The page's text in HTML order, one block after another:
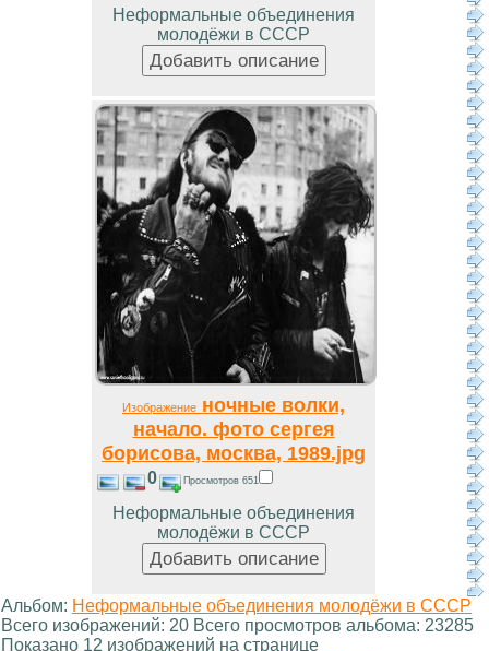
Неформальные объединения
молодёжи в СССР
Изображение ночные волки,
начало. фото сергея
борисова, москва, 1989.jpg
0 Просмотров 651
Неформальные объединения
молодёжи в СССР
Альбом: Неформальные объединения молодёжи в СССР
Всего изображений: 20 Всего просмотров альбома: 23285
Показано 12 изображений на странице